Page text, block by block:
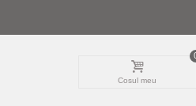
Cosul meu